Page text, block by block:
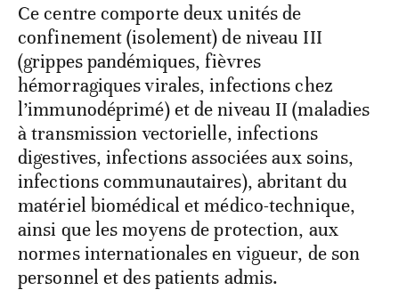
Ce centre comporte deux unités de
confinement (isolement) de niveau III
(grippes pandémiques, fièvres
hémorragiques virales, infections chez
l’immunodéprimé) et de niveau II (maladies
à transmission vectorielle, infections
digestives, infections associées aux soins,
infections communautaires), abritant du
matériel biomédical et médico-technique,
ainsi que les moyens de protection, aux
normes internationales en vigueur, de son
personnel et des patients admis.